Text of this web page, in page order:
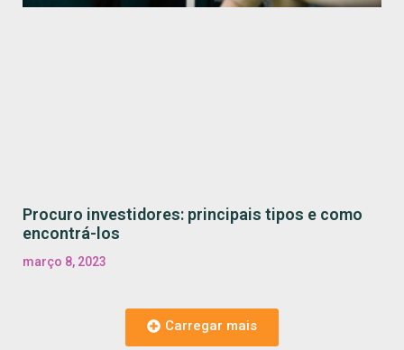
Procuro investidores: principais tipos e como
encontrá-los
março 8, 2023
Carregar mais